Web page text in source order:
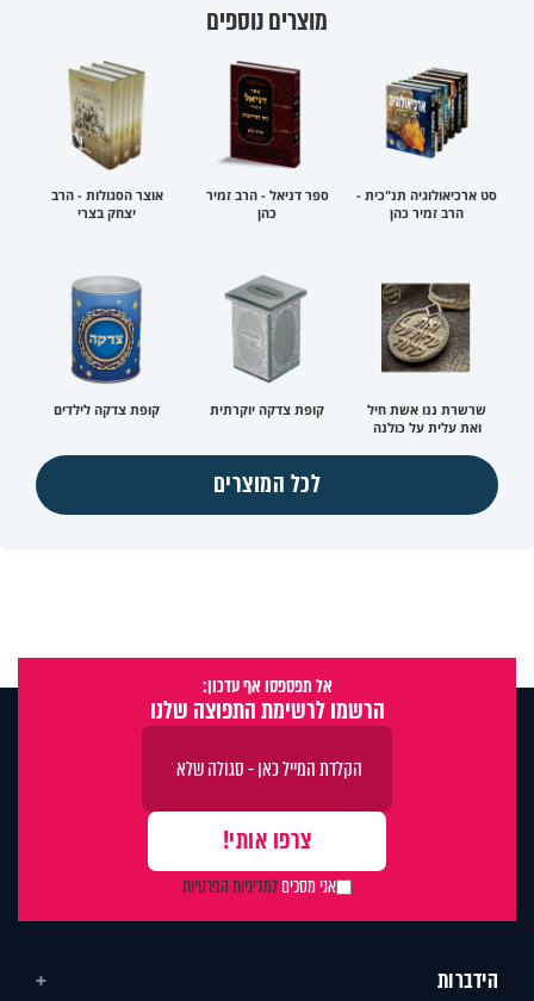
מוצרים נוספים
סט ארכיאולוגיה תנ"כית -
הרב זמיר כהן
ספר דניאל - הרב זמיר
כהן
אוצר הסגולות - הרב
יצחק בצרי
שרשרת ננו אשת חיל
ואת עלית על כולנה
קופת צדקה יוקרתית קופת צדקה לילדים
לכל המוצרים
אל תפספסו אף עדכון:
הרשמו לרשימת התפוצה שלנו
אני מסכיםלמדיניות הפרטיות
הידברות